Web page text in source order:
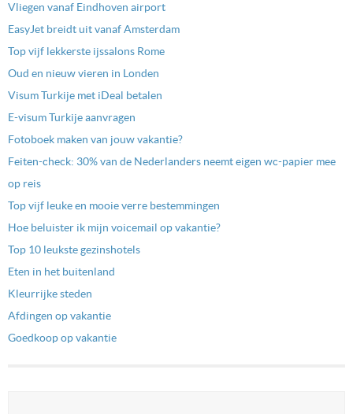
Vliegen vanaf Eindhoven airport
EasyJet breidt uit vanaf Amsterdam
Top vijf lekkerste ijssalons Rome
Oud en nieuw vieren in Londen
Visum Turkije met iDeal betalen
E-visum Turkije aanvragen
Fotoboek maken van jouw vakantie?
Feiten-check: 30% van de Nederlanders neemt eigen wc-papier mee
op reis
Top vijf leuke en mooie verre bestemmingen
Hoe beluister ik mijn voicemail op vakantie?
Top 10 leukste gezinshotels
Eten in het buitenland
Kleurrijke steden
Afdingen op vakantie
Goedkoop op vakantie